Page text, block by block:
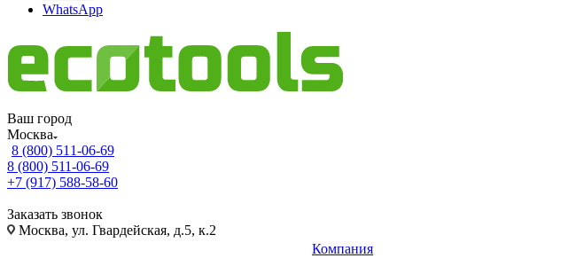
WhatsApp
Ваш город
Москва
8 (800) 511-06-69
8 (800) 511-06-69
+7 (917) 588-58-60
Заказать звонок
Москва, ул. Гвардейская, д.5, к.2
Компания